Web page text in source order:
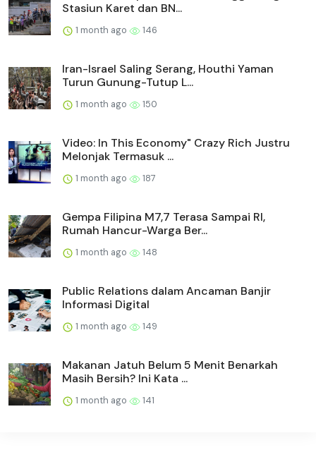
Stasiun Karet dan BN...
1 month ago 146
Iran-Israel Saling Serang, Houthi Yaman
Turun Gunung-Tutup L...
1 month ago 150
Video: In This Economy" Crazy Rich Justru
Melonjak Termasuk ...
1 month ago 187
Gempa Filipina M7,7 Terasa Sampai RI,
Rumah Hancur-Warga Ber...
1 month ago 148
Public Relations dalam Ancaman Banjir
Informasi Digital
1 month ago 149
Makanan Jatuh Belum 5 Menit Benarkah
Masih Bersih? Ini Kata ...
1 month ago 141